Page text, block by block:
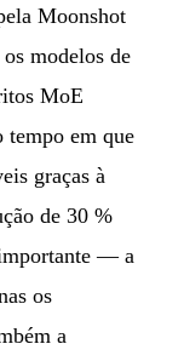
Moonshot
modelos de
MoE
tempo em que
graças à
de 30 %
— a
os
a